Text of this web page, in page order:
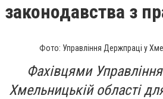
законодавства з
Фото: Управління Держпраці у
Фахівцями
Хмельницькій області